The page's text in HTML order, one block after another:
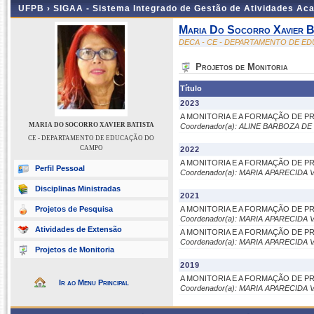
UFPB › SIGAA - Sistema Integrado de Gestão de Atividades
MARIA DO SOCORRO XAVIER BATISTA
CE - DEPARTAMENTO DE EDUCAÇÃO DO
CAMPO
Perfil Pessoal
Disciplinas Ministradas
Projetos de Pesquisa
Atividades de Extensão
Projetos de Monitoria
Ir ao Menu Principal
Maria Do Socorro Xavier
DECA - CE - DEPARTAMENTO DE
Projetos de Monitoria
Título
2023
A MONITORIA E A FORMAÇÃO DE
Coordenador(a): ALINE BARBOZA DE
2022
A MONITORIA E A FORMAÇÃO DE
Coordenador(a): MARIA APARECIDA
2021
A MONITORIA E A FORMAÇÃO DE
Coordenador(a): MARIA APARECIDA
A MONITORIA E A FORMAÇÃO DE
Coordenador(a): MARIA APARECIDA
2019
A MONITORIA E A FORMAÇÃO DE
Coordenador(a): MARIA APARECIDA